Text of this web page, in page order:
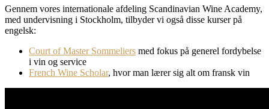
Gennem vores internationale afdeling Scandinavian Wine Academy,
med undervisning i Stockholm, tilbyder vi også disse kurser på
engelsk:
Court of Master Sommeliers med fokus på generel fordybelse
i vin og service
French Wine Scholar, hvor man lærer sig alt om fransk vin